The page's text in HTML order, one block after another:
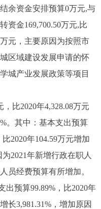
余资金安排预算0万元,与
资金169,700.50万元,比
万元，主要原因为按照市
区域建设发展申请的怀
城产业发展政策等项目
比2020年4,328.08万元
。其中：基本支出预算
2020年104.59万元增加
2021年新增行政在职人
员经费预算有所增加。
出预算99.89%，比2020年
长3,981.31%，增加原因